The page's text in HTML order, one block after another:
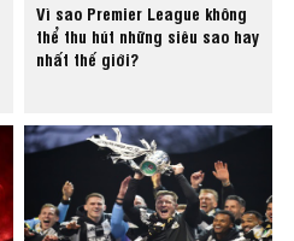
Vì sao Premier League không
thể thu hút những siêu sao hay
nhất thế giới?